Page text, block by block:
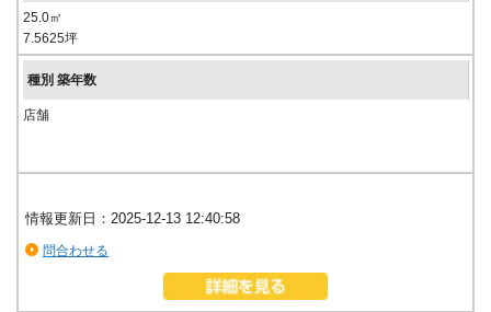
25.0㎡
7.5625坪
店舗
情報更新日：2025-12-13 12:40:58
問合わせる